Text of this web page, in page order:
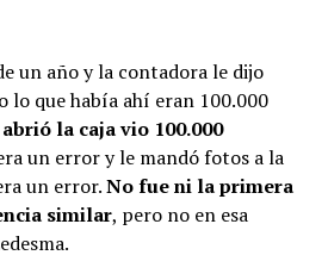
un año y la contadora le dijo
lo que había ahí eran 100.000
la caja vio 100.000
un error y le mandó fotos a la
un error.No fue ni la primera
similar, pero no en esa